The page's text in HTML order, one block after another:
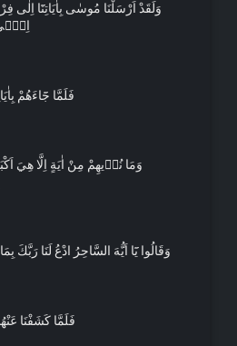
وَلَقَدْ اَرْسَلْنَا مُوسٰى بِاٰيَاتِنَٓا
اِنّ۪ي
فَلَمَّا جَٓاءَهُمْ
وَمَا نُر۪يهِمْ مِنْ اٰيَةٍ اِلَّا هِيَ
وَقَالُوا يَٓا اَيُّهَ السَّاحِرُ ادْعُ لَنَا رَبَّكَ
فَلَمَّا كَشَفْنَا